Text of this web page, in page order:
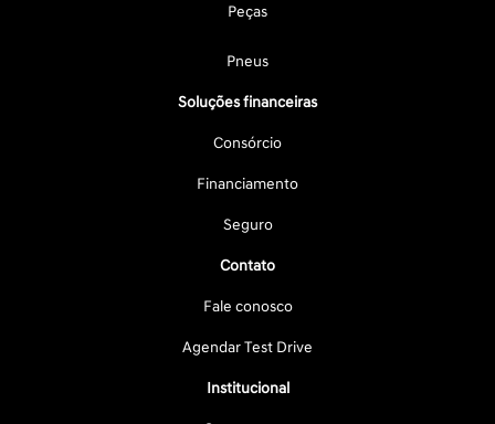
Peças
Pneus
Soluções financeiras
Consórcio
Financiamento
Seguro
Contato
Fale conosco
Agendar Test Drive
Institucional